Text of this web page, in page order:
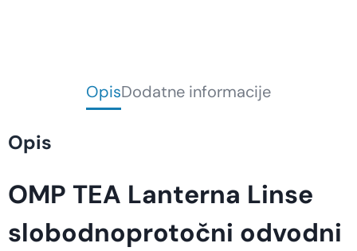
OpisDodatne informacije
Opis
OMP TEA Lanterna Linse
slobodnoprotočni odvodni